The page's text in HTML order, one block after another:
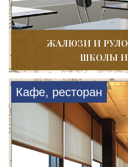
ЖАЛЮЗИ И
ШКОЛЫ
Кафе, ресторан